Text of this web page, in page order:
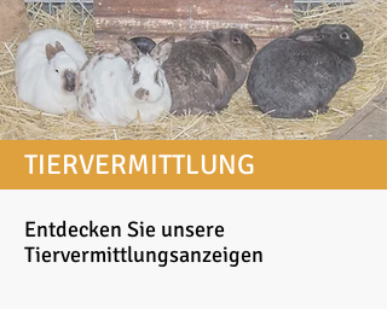
TIERVERMITTLUNG
Entdecken Sie unsere
Tiervermittlungsanzeigen